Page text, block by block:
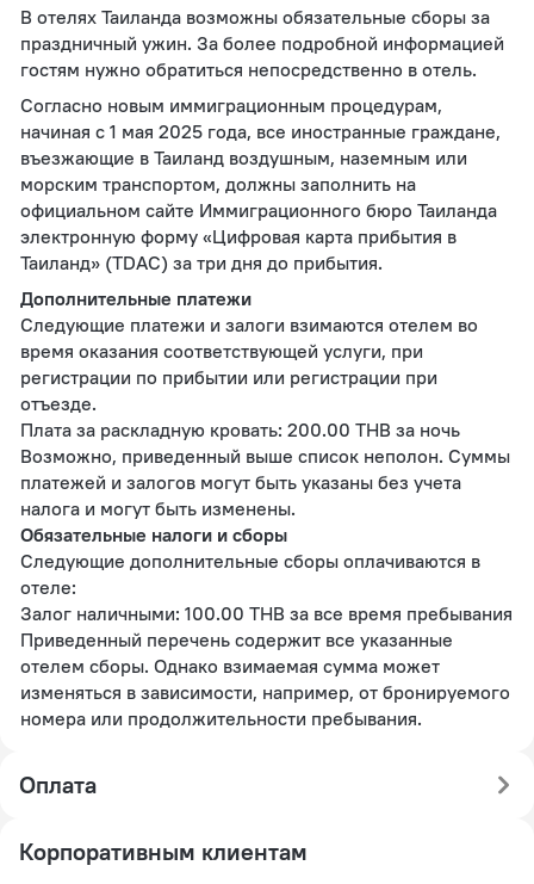
В отелях Таиланда возможны обязательные сборы за
праздничный ужин. За более подробной информацией
гостям нужно обратиться непосредственно в отель.
Согласно новым иммиграционным процедурам,
начиная с 1 мая 2025 года, все иностранные граждане,
въезжающие в Таиланд воздушным, наземным или
морским транспортом, должны заполнить на
официальном сайте Иммиграционного бюро Таиланда
электронную форму «Цифровая карта прибытия в
Таиланд» (TDAC) за три дня до прибытия.
Дополнительные платежи
Следующие платежи и залоги взимаются отелем во
время оказания соответствующей услуги, при
регистрации по прибытии или регистрации при
отъезде.
Плата за раскладную кровать: 200.00 THB за ночь
Возможно, приведенный выше список неполон. Суммы
платежей и залогов могут быть указаны без учета
налога и могут быть изменены.
Обязательные налоги и сборы
Следующие дополнительные сборы оплачиваются в
отеле:
Залог наличными: 100.00 THB за все время пребывания
Приведенный перечень содержит все указанные
отелем сборы. Однако взимаемая сумма может
изменяться в зависимости, например, от бронируемого
номера или продолжительности пребывания.
Оплата
Корпоративным клиентам